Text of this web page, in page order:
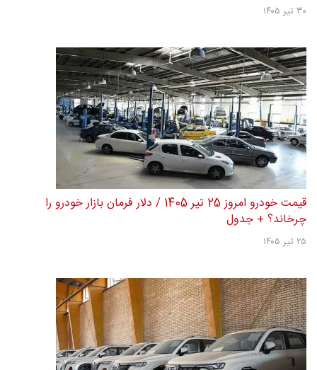
۳۰ تیر ۱۴۰۵
قیمت خودرو امروز 25 تیر 1405 / دلار فرمان بازار خودرو را
چرخاند؟ + جدول
۲۵ تیر ۱۴۰۵